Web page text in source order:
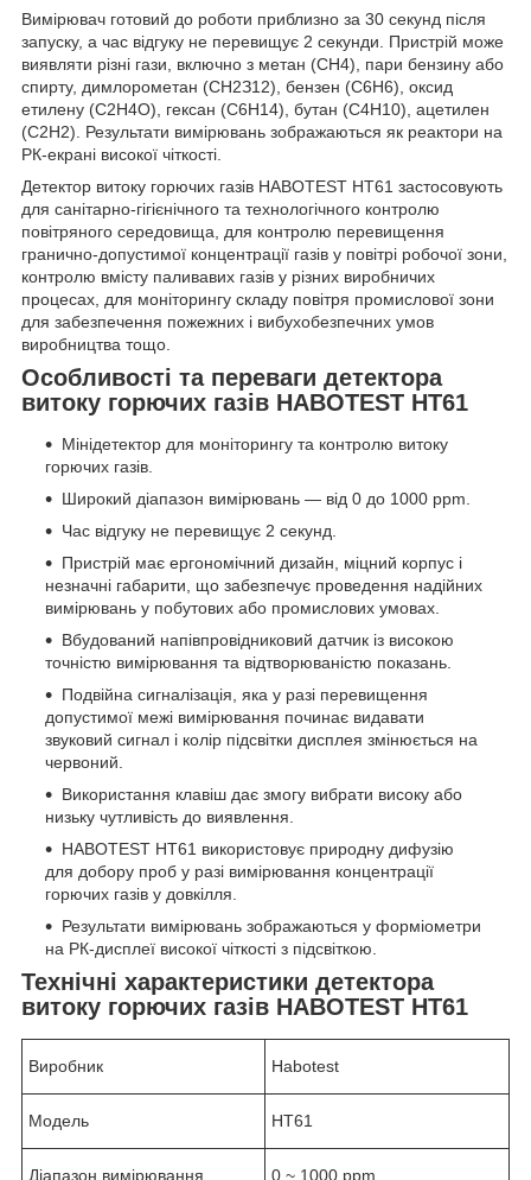
Вимірювач готовий до роботи приблизно за 30 секунд після
запуску, а час відгуку не перевищує 2 секунди. Пристрій може
виявляти різні гази, включно з метан (CH4), пари бензину або
спирту, димлорометан (СН2З12), бензен (С6Н6), оксид
етилену (С2Н4О), гексан (C6H14), бутан (C4H10), ацетилен
(C2Н2). Результати вимірювань зображаються як реактори на
РК-екрані високої чіткості.
Детектор витоку горючих газів HABOTEST HT61 застосовують
для санітарно-гігієнічного та технологічного контролю
повітряного середовища, для контролю перевищення
гранично-допустимої концентрації газів у повітрі робочої зони,
контролю вмісту паливавих газів у різних виробничих
процесах, для моніторингу складу повітря промислової зони
для забезпечення пожежних і вибухобезпечних умов
виробництва тощо.
Особливості та переваги детектора
витоку горючих газів HABOTEST HT61
Мінідетектор для моніторингу та контролю витоку
горючих газів.
Широкий діапазон вимірювань — від 0 до 1000 ppm.
Час відгуку не перевищує 2 секунд.
Пристрій має ергономічний дизайн, міцний корпус і
незначні габарити, що забезпечує проведення надійних
вимірювань у побутових або промислових умовах.
Вбудований напівпровідниковий датчик із високою
точністю вимірювання та відтворюваністю показань.
Подвійна сигналізація, яка у разі перевищення
допустимої межі вимірювання починає видавати
звуковий сигнал і колір підсвітки дисплея змінюється на
червоний.
Використання клавіш дає змогу вибрати високу або
низьку чутливість до виявлення.
HABOTEST HT61 використовує природну дифузію
для добору проб у разі вимірювання концентрації
горючих газів у довкілля.
Результати вимірювань зображаються у форміометри
на РК-дисплеї високої чіткості з підсвіткою.
Технічні характеристики детектора
витоку горючих газів HABOTEST HT61
Виробник Habotest
Модель HT61
Діапазон вимірювання 0 ~ 1000 ppm